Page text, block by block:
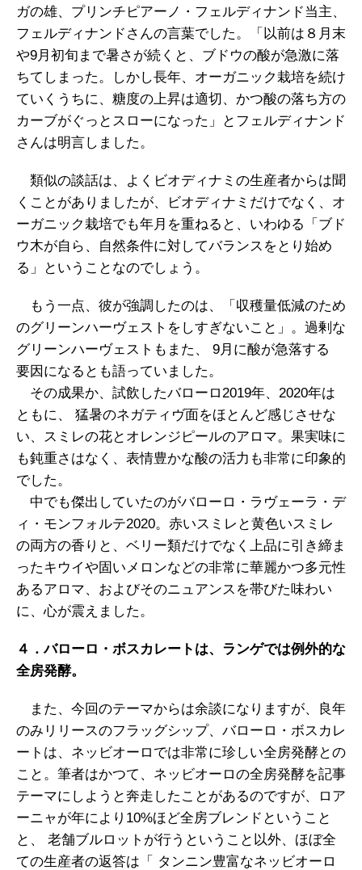
ガの雄、プリンチピアーノ・フェルディナンド当主、
フェルディナンドさんの言葉でした。「以前は８月末
や9月初旬まで暑さが続くと、ブドウの酸が急激に落
ちてしまった。しかし長年、オーガニック栽培を続け
ていくうちに、糖度の上昇は適切、かつ酸の落ち方の
カーブがぐっとスローになった」とフェルディナンド
さんは明言しました。
類似の談話は、よくビオディナミの生産者からは聞
くことがありましたが、ビオディナミだけでなく、オ
ーガニック栽培でも年月を重ねると、いわゆる「ブド
ウ木が自ら、自然条件に対してバランスをとり始め
る」ということなのでしょう。
もう一点、彼が強調したのは、「収穫量低減のため
のグリーンハーヴェストをしすぎないこと」。過剰な
グリーンハーヴェストもまた、 9月に酸が急落する
要因になるとも語っていました。
その成果か、試飲したバローロ2019年、2020年は
ともに、 猛暑のネガティヴ面をほとんど感じさせな
い、スミレの花とオレンジピールのアロマ。果実味に
も鈍重さはなく、表情豊かな酸の活力も非常に印象的
でした。
中でも傑出していたのがバローロ・ラヴェーラ・デ
ィ・モンフォルテ2020。赤いスミレと黄色いスミレ
の両方の香りと、ベリー類だけでなく上品に引き締ま
ったキウイや固いメロンなどの非常に華麗かつ多元性
あるアロマ、およびそのニュアンスを帯びた味わい
に、心が震えました。
４．バローロ・ボスカレートは、ランゲでは例外的な
全房発酵。
また、今回のテーマからは余談になりますが、良年
のみリリースのフラッグシップ、バローロ・ボスカレ
ートは、ネッビオーロでは非常に珍しい全房発酵との
こと。筆者はかつて、ネッビオーロの全房発酵を記事
テーマにしようと奔走したことがあるのですが、ロア
ーニャが年により10%ほど全房ブレンドということ
と、 老舗ブルロットが行うということ以外、ほぼ全
ての生産者の返答は「 タンニン豊富なネッビオーロ